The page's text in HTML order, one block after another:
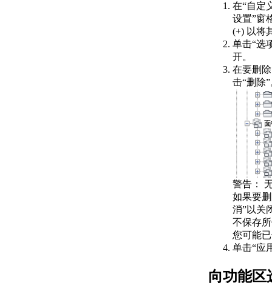
在“自定
设置”窗
(+) 以将
单击“选
开。
在要删
击“删除
警告：
如果要
消”以关
不保存
您可能
单击“应
向功能区